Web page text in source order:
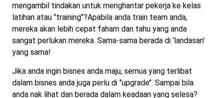
mengambil tindakan untuk menghantar pekerja ke kelas
latihan atau ‘’training’’?Apabila anda train team anda,
mereka akan lebih cepat faham dan tahu yang anda
sangat perlukan mereka. Sama-sama berada di ‘landasan’
yang sama!
Jika anda ingin bisnes anda maju, semua yang terlibat
dalam bisnes anda juga perlu di ‘’upgrade’’. Sampai bila
anda nak lihat dan berada dalam keadaan yang selesa?